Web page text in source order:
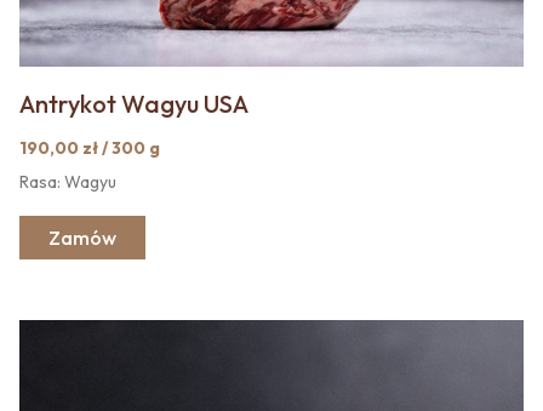
Antrykot Wagyu USA
190,00 zł / 300 g
Rasa: Wagyu
Zamów